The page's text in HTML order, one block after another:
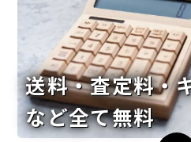
送料・査定料・
など全て無料